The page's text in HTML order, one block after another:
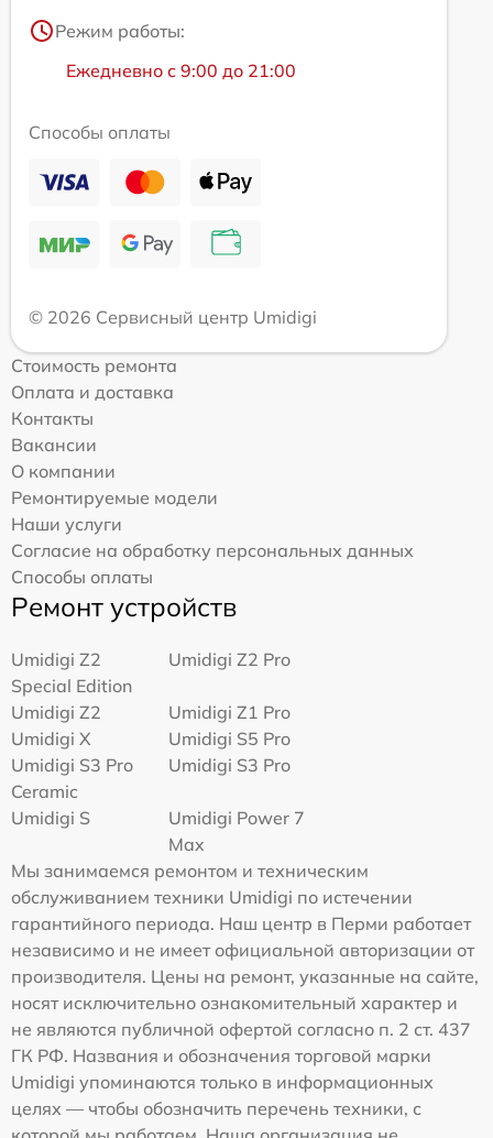
Режим работы:
Ежедневно с 9:00 до 21:00
Способы оплаты
© 2026 Сервисный центр Umidigi
Стоимость ремонта
Оплата и доставка
Контакты
Вакансии
О компании
Ремонтируемые модели
Наши услуги
Согласие на обработку персональных данных
Способы оплаты
Ремонт устройств
Umidigi Z2
Special Edition
Umidigi Z2 Pro
Umidigi Z2
Umidigi Z1 Pro
Umidigi X
Umidigi S5 Pro
Umidigi S3 Pro
Ceramic
Umidigi S3 Pro
Umidigi S
Umidigi Power 7
Max
Мы занимаемся ремонтом и техническим
обслуживанием техники Umidigi по истечении
гарантийного периода. Наш центр в Перми работает
независимо и не имеет официальной авторизации от
производителя. Цены на ремонт, указанные на сайте,
носят исключительно ознакомительный характер и
не являются публичной офертой согласно п. 2 ст. 437
ГК РФ. Названия и обозначения торговой марки
Umidigi упоминаются только в информационных
целях — чтобы обозначить перечень техники, с